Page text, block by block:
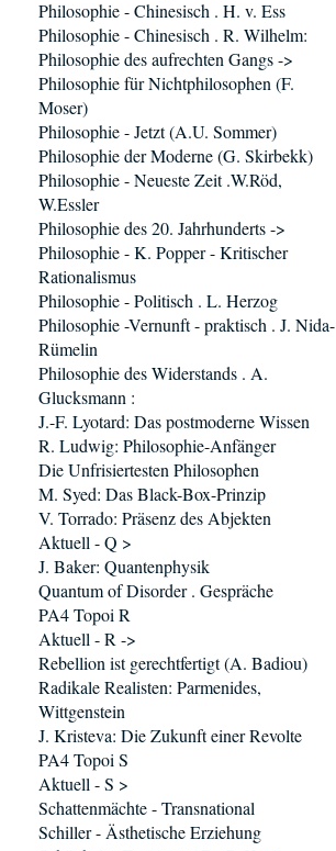
Philosophie - Chinesisch . H. v. Ess
Philosophie - Chinesisch . R. Wilhelm:
Philosophie des aufrechten Gangs ->
Philosophie für Nichtphilosophen (F.
Moser)
Philosophie - Jetzt (A.U. Sommer)
Philosophie der Moderne (G. Skirbekk)
Philosophie - Neueste Zeit .W.Röd,
W.Essler
Philosophie des 20. Jahrhunderts ->
Philosophie - K. Popper - Kritischer
Rationalismus
Philosophie - Politisch . L. Herzog
Philosophie -Vernunft - praktisch . J. Nida-
Rümelin
Philosophie des Widerstands . A.
Glucksmann :
J.-F. Lyotard: Das postmoderne Wissen
R. Ludwig: Philosophie-Anfänger
Die Unfrisiertesten Philosophen
M. Syed: Das Black-Box-Prinzip
V. Torrado: Präsenz des Abjekten
Aktuell - Q >
J. Baker: Quantenphysik
Quantum of Disorder . Gespräche
PA4 Topoi R
Aktuell - R ->
Rebellion ist gerechtfertigt (A. Badiou)
Radikale Realisten: Parmenides,
Wittgenstein
J. Kristeva: Die Zukunft einer Revolte
PA4 Topoi S
Aktuell - S >
Schattenmächte - Transnational
Schiller - Ästhetische Erziehung